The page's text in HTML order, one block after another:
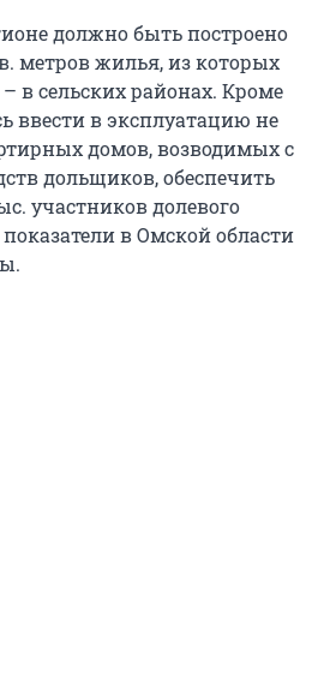
должно быть построено
метров жилья, из которых
в сельских районах. Кроме
ввести в эксплуатацию не
домов, возводимых с
дольщиков, обеспечить
участников долевого
в Омской области